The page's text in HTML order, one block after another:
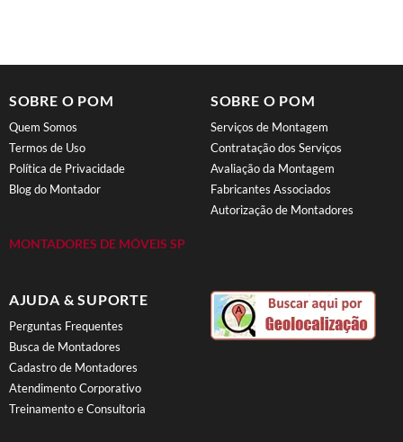
SOBRE O POM
Quem Somos
Termos de Uso
Política de Privacidade
Blog do Montador
MONTADORES DE MÓVEIS SP
SOBRE O POM
Serviços de Montagem
Contratação dos Serviços
Avaliação da Montagem
Fabricantes Associados
Autorização de Montadores
AJUDA & SUPORTE
Perguntas Frequentes
Busca de Montadores
Cadastro de Montadores
Atendimento Corporativo
Treinamento e Consultoria